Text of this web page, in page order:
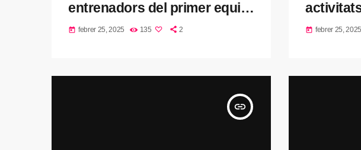
entrenadors del primer equip
de la Unió Esportiva de Sants
today febrer 25, 2025 135 2 today febrer 25, 2025
insert_link